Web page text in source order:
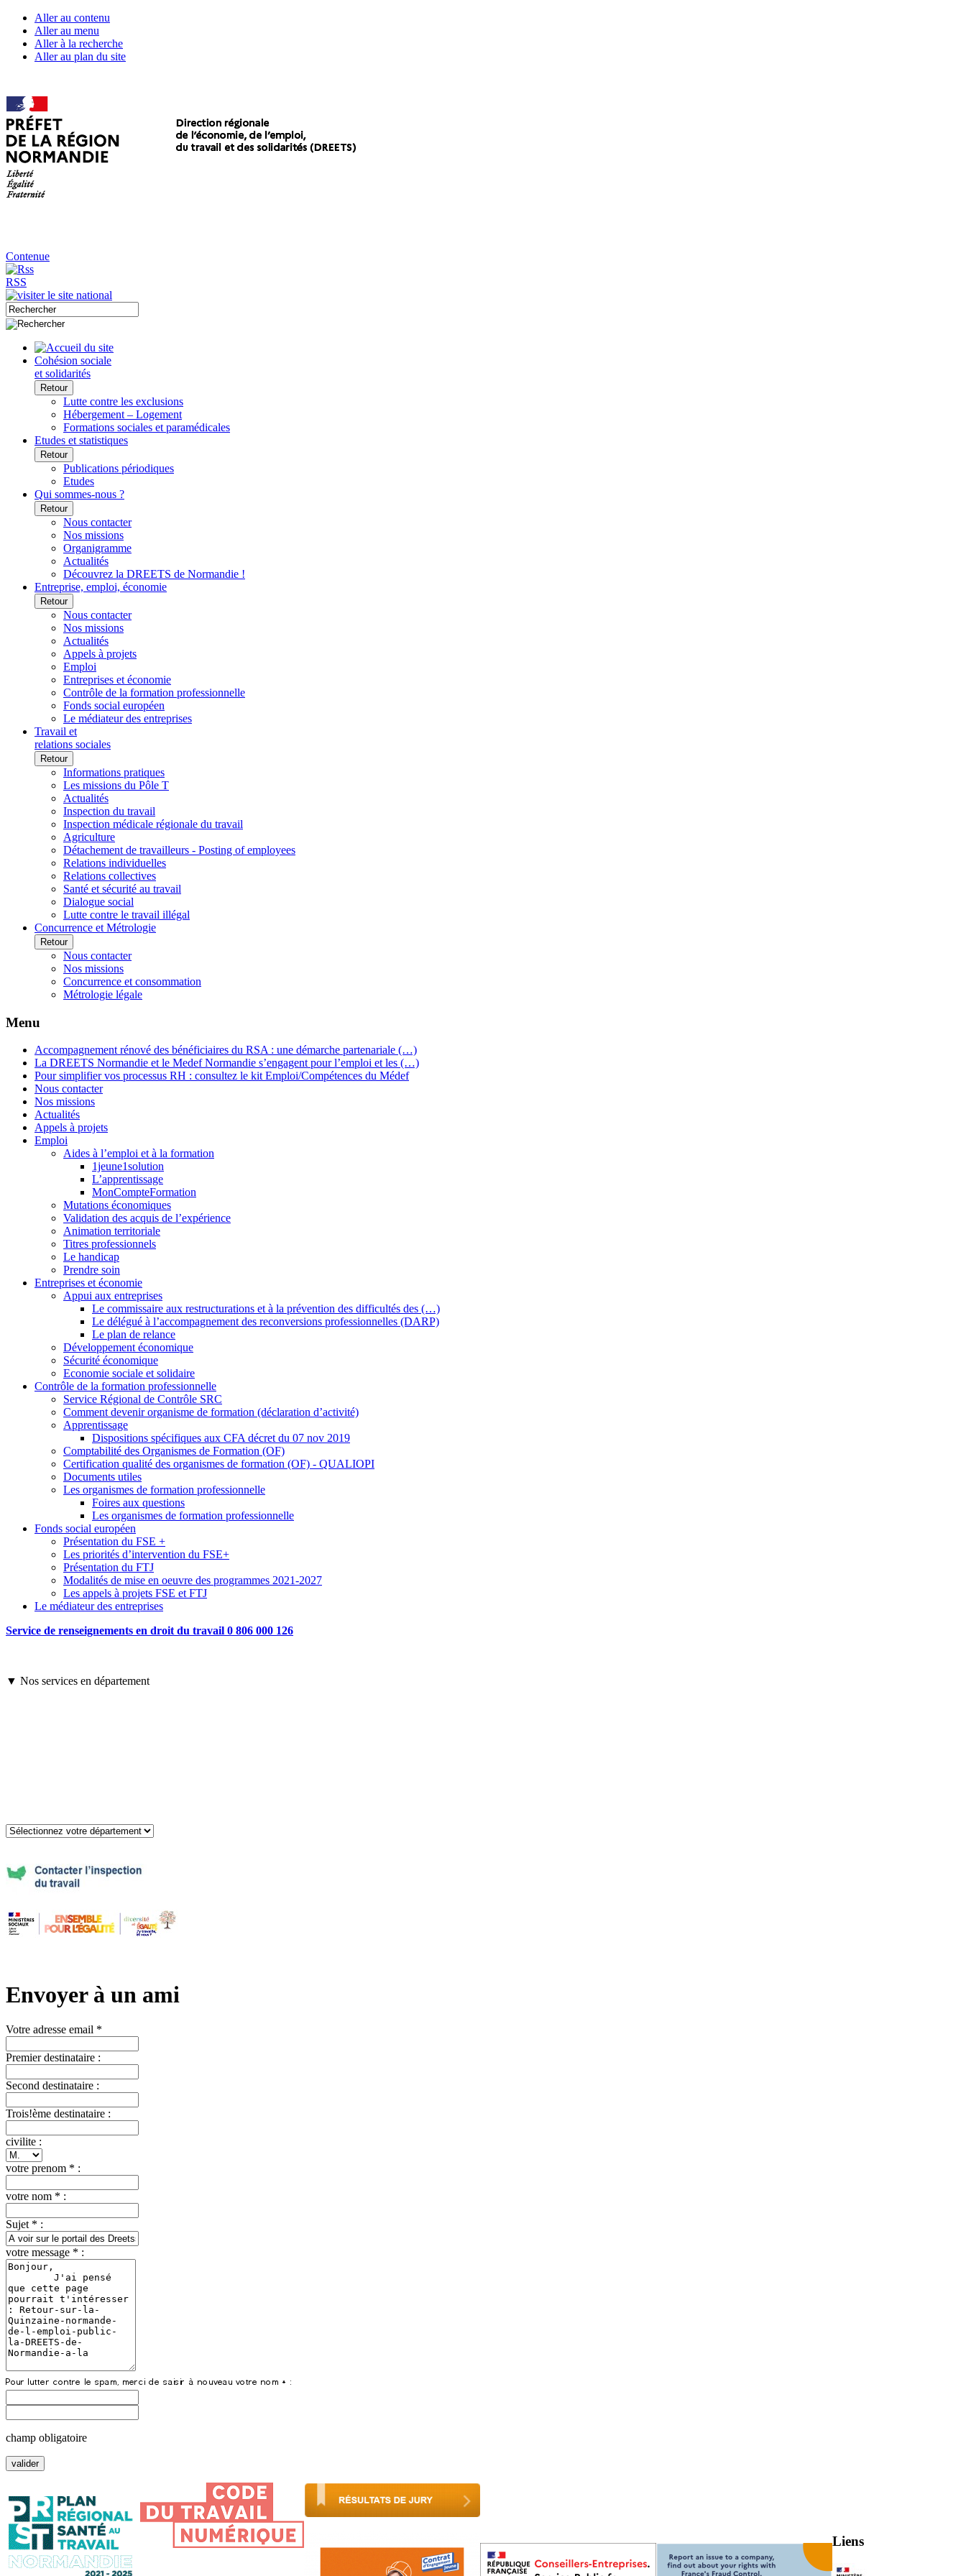
Aller au contenu
Aller au menu
Aller à la recherche
Aller au plan du site
Contenue
RSS
Cohésion sociale
et solidarités
Retour
Lutte contre les exclusions
Hébergement – Logement
Formations sociales et paramédicales
Etudes et statistiques
Retour
Publications périodiques
Etudes
Qui sommes-nous ?
Retour
Nous contacter
Nos missions
Organigramme
Actualités
Découvrez la DREETS de Normandie !
Entreprise, emploi, économie
Retour
Nous contacter
Nos missions
Actualités
Appels à projets
Emploi
Entreprises et économie
Contrôle de la formation professionnelle
Fonds social européen
Le médiateur des entreprises
Travail et
relations sociales
Retour
Informations pratiques
Les missions du Pôle T
Actualités
Inspection du travail
Inspection médicale régionale du travail
Agriculture
Détachement de travailleurs - Posting of employees
Relations individuelles
Relations collectives
Santé et sécurité au travail
Dialogue social
Lutte contre le travail illégal
Concurrence et Métrologie
Retour
Nous contacter
Nos missions
Concurrence et consommation
Métrologie légale
Menu
Accompagnement rénové des bénéficiaires du RSA : une démarche partenariale (…)
La DREETS Normandie et le Medef Normandie s’engagent pour l’emploi et les (…)
Pour simplifier vos processus RH : consultez le kit Emploi/Compétences du Médef
Nous contacter
Nos missions
Actualités
Appels à projets
Emploi
Aides à l’emploi et à la formation
1jeune1solution
L’apprentissage
MonCompteFormation
Mutations économiques
Validation des acquis de l’expérience
Animation territoriale
Titres professionnels
Le handicap
Prendre soin
Entreprises et économie
Appui aux entreprises
Le commissaire aux restructurations et à la prévention des difficultés des (…)
Le délégué à l’accompagnement des reconversions professionnelles (DARP)
Le plan de relance
Développement économique
Sécurité économique
Economie sociale et solidaire
Contrôle de la formation professionnelle
Service Régional de Contrôle SRC
Comment devenir organisme de formation (déclaration d’activité)
Apprentissage
Dispositions spécifiques aux CFA décret du 07 nov 2019
Comptabilité des Organismes de Formation (OF)
Certification qualité des organismes de formation (OF) - QUALIOPI
Documents utiles
Les organismes de formation professionnelle
Foires aux questions
Les organismes de formation professionnelle
Fonds social européen
Présentation du FSE +
Les priorités d’intervention du FSE+
Présentation du FTJ
Modalités de mise en oeuvre des programmes 2021-2027
Les appels à projets FSE et FTJ
Le médiateur des entreprises
Service de renseignements en droit du travail 0 806 000 126
▼ Nos services en département
Envoyer à un ami
Votre adresse email *
Premier destinataire :
Second destinataire :
Trois!ème destinataire :
civilite :
votre prenom * :
votre nom * :
Sujet * :
votre message * :
champ obligatoire
Liens